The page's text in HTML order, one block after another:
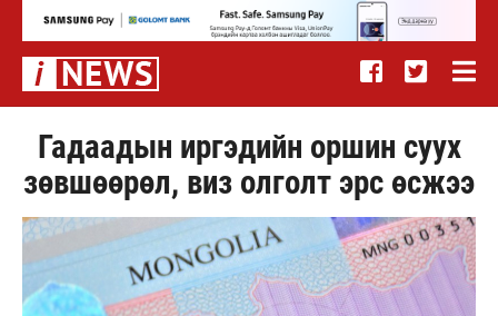
Гадаадын иргэдийн оршин суух
зөвшөөрөл, виз олголт эрс өсжээ